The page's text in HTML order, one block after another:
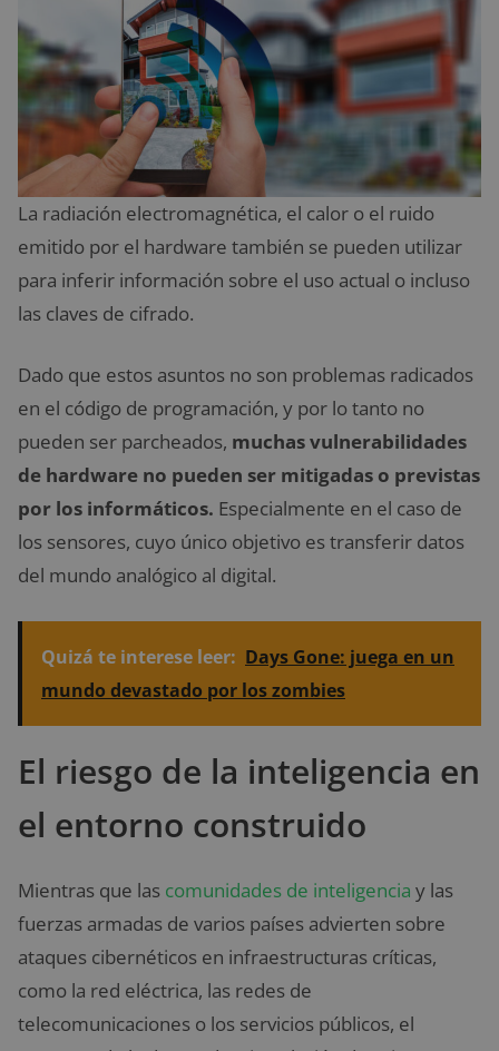
La radiación electromagnética, el calor o el ruido
emitido por el hardware también se pueden utilizar
para inferir información sobre el uso actual o incluso
las claves de cifrado.
Dado que estos asuntos no son problemas radicados
en el código de programación, y por lo tanto no
pueden ser parcheados, muchas vulnerabilidades
de hardware no pueden ser mitigadas o previstas
por los informáticos. Especialmente en el caso de
los sensores, cuyo único objetivo es transferir datos
del mundo analógico al digital.
Quizá te interese leer: Days Gone: juega en un
mundo devastado por los zombies
El riesgo de la inteligencia en
el entorno construido
Mientras que las comunidades de inteligencia y las
fuerzas armadas de varios países advierten sobre
ataques cibernéticos en infraestructuras críticas,
como la red eléctrica, las redes de
telecomunicaciones o los servicios públicos, el